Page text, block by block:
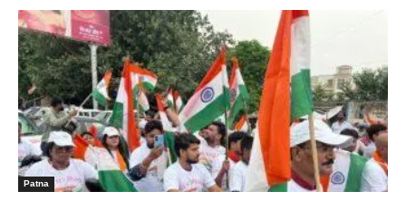
Patna